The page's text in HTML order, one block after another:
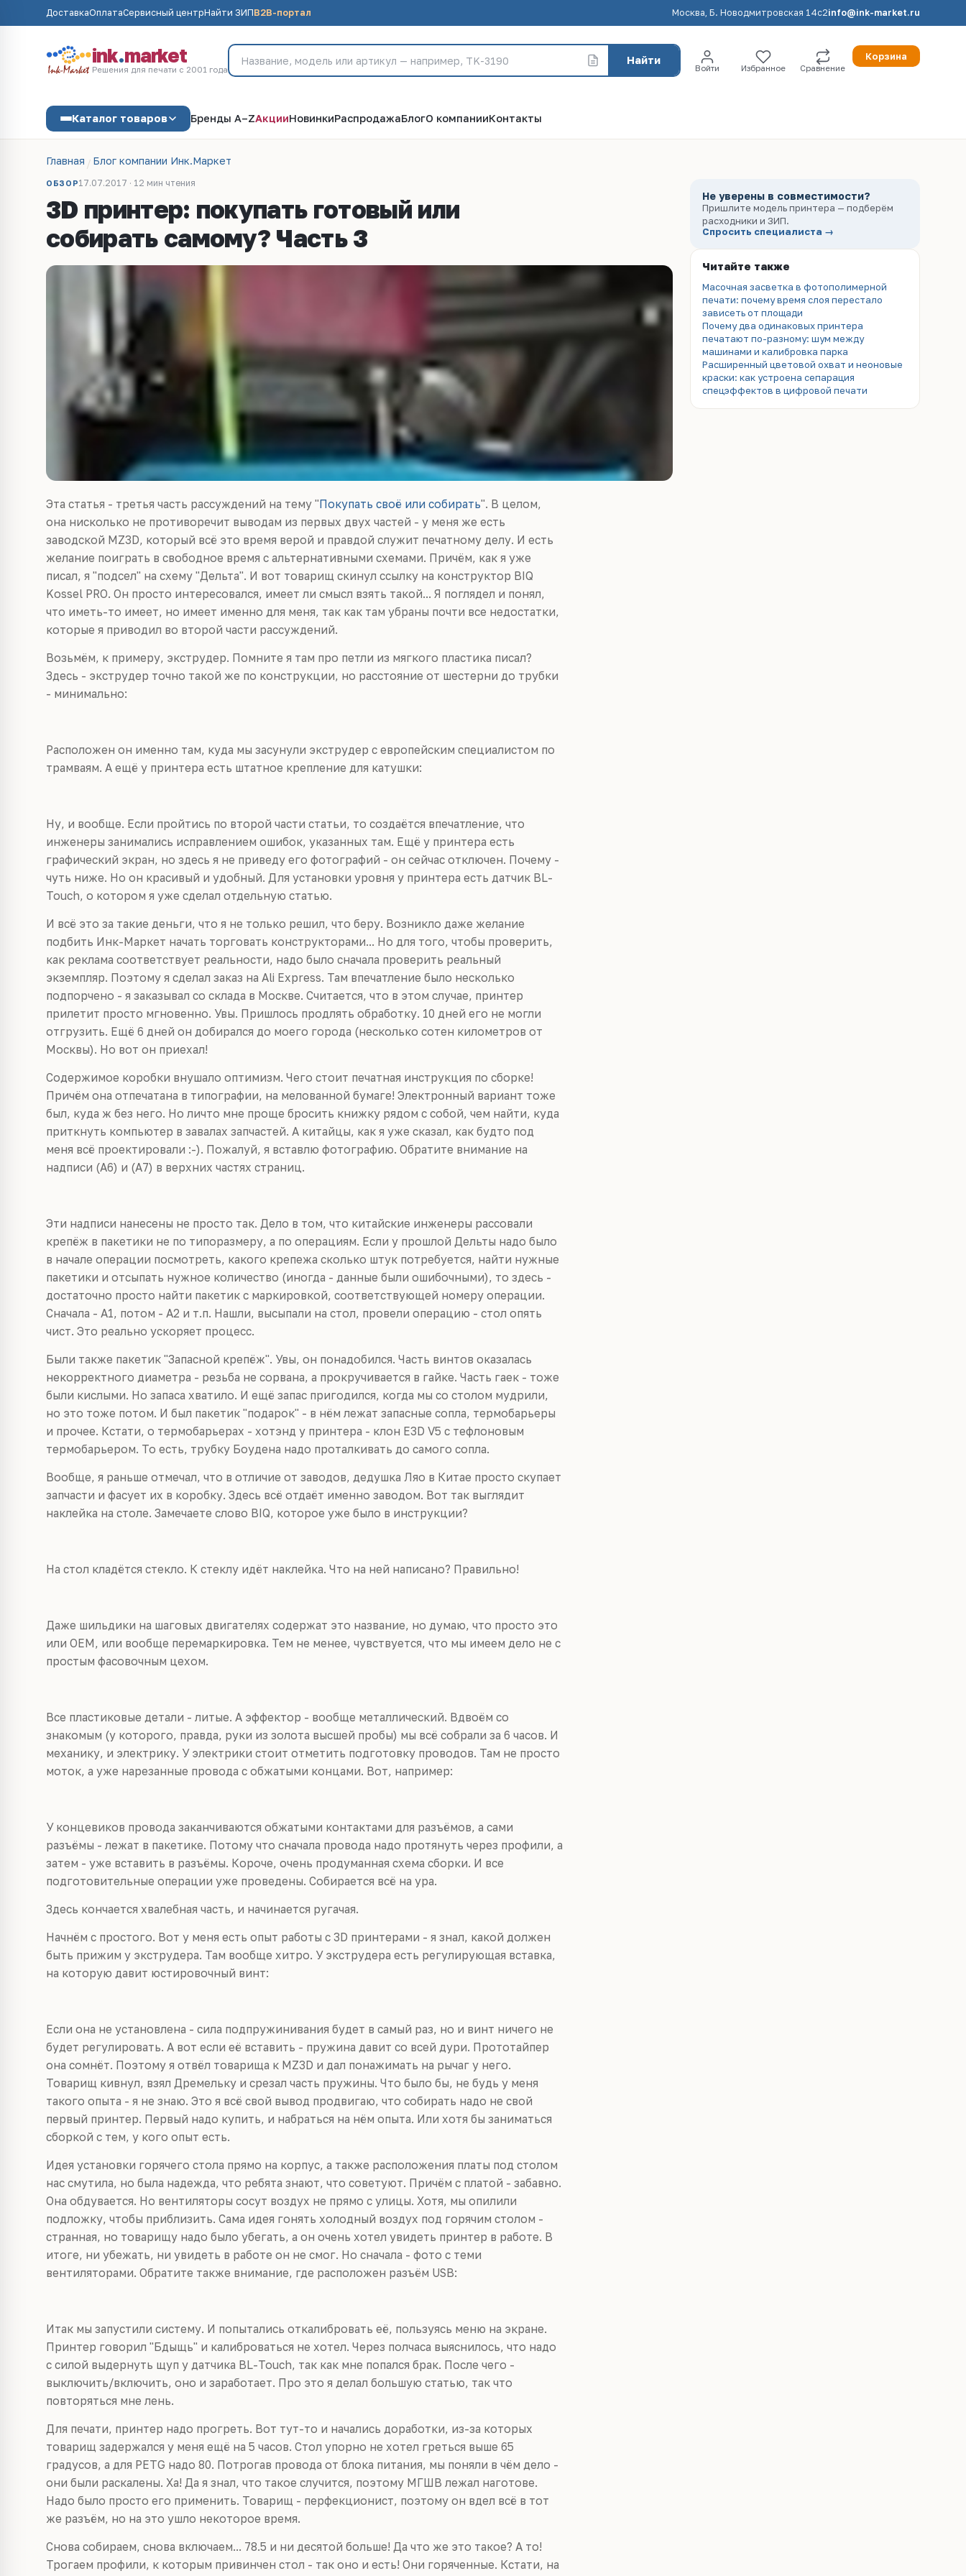
ДоставкаОплатаСервисный центрНайти ЗИПB2B-портал Москва, Б. Новодмитровская 14с2info@ink-market.ru
ink.market
Решения для печати с 2001 года
Найти
Войти Избранное Сравнение
Корзина
Каталог товаров Бренды A–ZАкцииНовинкиРаспродажаБлогО компанииКонтакты
Главная Блог компании Инк.Маркет
ОБЗОР17.07.2017 · 12 мин чтения
3D принтер: покупать готовый или
собирать самому? Часть 3
Эта статья - третья часть рассуждений на тему "Покупать своё или собирать". В целом,
она нисколько не противоречит выводам из первых двух частей - у меня же есть
заводской MZ3D, который всё это время верой и правдой служит печатному делу. И есть
желание поиграть в свободное время с альтернативными схемами. Причём, как я уже
писал, я "подсел" на схему "Дельта". И вот товарищ скинул ссылку на конструктор BIQ
Kossel PRO. Он просто интересовался, имеет ли смысл взять такой... Я поглядел и понял,
что иметь-то имеет, но имеет именно для меня, так как там убраны почти все недостатки,
которые я приводил во второй части рассуждений.
Возьмём, к примеру, экструдер. Помните я там про петли из мягкого пластика писал?
Здесь - экструдер точно такой же по конструкции, но расстояние от шестерни до трубки
- минимально:
Расположен он именно там, куда мы засунули экструдер с европейским специалистом по
трамваям. А ещё у принтера есть штатное крепление для катушки:
Ну, и вообще. Если пройтись по второй части статьи, то создаётся впечатление, что
инженеры занимались исправлением ошибок, указанных там. Ещё у принтера есть
графический экран, но здесь я не приведу его фотографий - он сейчас отключен. Почему -
чуть ниже. Но он красивый и удобный. Для установки уровня у принтера есть датчик BL-
Touch, о котором я уже сделал отдельную статью.
И всё это за такие деньги, что я не только решил, что беру. Возникло даже желание
подбить Инк-Маркет начать торговать конструкторами... Но для того, чтобы проверить,
как реклама соответствует реальности, надо было сначала проверить реальный
экземпляр. Поэтому я сделал заказ на Ali Express. Там впечатление было несколько
подпорчено - я заказывал со склада в Москве. Считается, что в этом случае, принтер
прилетит просто мгновенно. Увы. Пришлось продлять обработку. 10 дней его не могли
отгрузить. Ещё 6 дней он добирался до моего города (несколько сотен километров от
Москвы). Но вот он приехал!
Содержимое коробки внушало оптимизм. Чего стоит печатная инструкция по сборке!
Причём она отпечатана в типографии, на мелованной бумаге! Электронный вариант тоже
был, куда ж без него. Но личто мне проще бросить книжку рядом с собой, чем найти, куда
приткнуть компьютер в завалах запчастей. А китайцы, как я уже сказал, как будто под
меня всё проектировали :-). Пожалуй, я вставлю фотографию. Обратите внимание на
надписи (A6) и (A7) в верхних частях страниц.
Эти надписи нанесены не просто так. Дело в том, что китайские инженеры рассовали
крепёж в пакетики не по типоразмеру, а по операциям. Если у прошлой Дельты надо было
в начале операции посмотреть, какого крепежа сколько штук потребуется, найти нужные
пакетики и отсыпать нужное количество (иногда - данные были ошибочными), то здесь -
достаточно просто найти пакетик с маркировкой, соответствующей номеру операции.
Сначала - A1, потом - A2 и т.п. Нашли, высыпали на стол, провели операцию - стол опять
чист. Это реально ускоряет процесс.
Были также пакетик "Запасной крепёж". Увы, он понадобился. Часть винтов оказалась
некорректного диаметра - резьба не сорвана, а прокручивается в гайке. Часть гаек - тоже
были кислыми. Но запаса хватило. И ещё запас пригодился, когда мы со столом мудрили,
но это тоже потом. И был пакетик "подарок" - в нём лежат запасные сопла, термобарьеры
и прочее. Кстати, о термобарьерах - хотэнд у принтера - клон E3D V5 с тефлоновым
термобарьером. То есть, трубку Боудена надо проталкивать до самого сопла.
Вообще, я раньше отмечал, что в отличие от заводов, дедушка Ляо в Китае просто скупает
запчасти и фасует их в коробку. Здесь всё отдаёт именно заводом. Вот так выглядит
наклейка на столе. Замечаете слово BIQ, которое уже было в инструкции?
На стол кладётся стекло. К стеклу идёт наклейка. Что на ней написано? Правильно!
Даже шильдики на шаговых двигателях содержат это название, но думаю, что просто это
или OEM, или вообще перемаркировка. Тем не менее, чувствуется, что мы имеем дело не с
простым фасовочным цехом.
Все пластиковые детали - литые. А эффектор - вообще металлический. Вдвоём со
знакомым (у которого, правда, руки из золота высшей пробы) мы всё собрали за 6 часов. И
механику, и электрику. У электрики стоит отметить подготовку проводов. Там не просто
моток, а уже нарезанные провода с обжатыми концами. Вот, например:
У концевиков провода заканчиваются обжатыми контактами для разъёмов, а сами
разъёмы - лежат в пакетике. Потому что сначала провода надо протянуть через профили, а
затем - уже вставить в разъёмы. Короче, очень продуманная схема сборки. И все
подготовительные операции уже проведены. Собирается всё на ура.
Здесь кончается хвалебная часть, и начинается ругачая.
Начнём с простого. Вот у меня есть опыт работы с 3D принтерами - я знал, какой должен
быть прижим у экструдера. Там вообще хитро. У экструдера есть регулирующая вставка,
на которую давит юстировочный винт:
Если она не установлена - сила подпружинивания будет в самый раз, но и винт ничего не
будет регулировать. А вот если её вставить - пружина давит со всей дури. Прототайпер
она сомнёт. Поэтому я отвёл товарища к MZ3D и дал понажимать на рычаг у него.
Товарищ кивнул, взял Дремельку и срезал часть пружины. Что было бы, не будь у меня
такого опыта - я не знаю. Это я всё свой вывод продвигаю, что собирать надо не свой
первый принтер. Первый надо купить, и набраться на нём опыта. Или хотя бы заниматься
сборкой с тем, у кого опыт есть.
Идея установки горячего стола прямо на корпус, а также расположения платы под столом
нас смутила, но была надежда, что ребята знают, что советуют. Причём с платой - забавно.
Она обдувается. Но вентиляторы сосут воздух не прямо с улицы. Хотя, мы опилили
подложку, чтобы приблизить. Сама идея гонять холодный воздух под горячим столом -
странная, но товарищу надо было убегать, а он очень хотел увидеть принтер в работе. В
итоге, ни убежать, ни увидеть в работе он не смог. Но сначала - фото с теми
вентиляторами. Обратите также внимание, где расположен разъём USB:
Итак мы запустили систему. И попытались откалибровать её, пользуясь меню на экране.
Принтер говорил "Бдыщь" и калиброваться не хотел. Через полчаса выяснилось, что надо
с силой выдернуть щуп у датчика BL-Touch, так как мне попался брак. После чего -
выключить/включить, оно и заработает. Про это я делал большую статью, так что
повторяться мне лень.
Для печати, принтер надо прогреть. Вот тут-то и начались доработки, из-за которых
товарищ задержался у меня ещё на 5 часов. Стол упорно не хотел греться выше 65
градусов, а для PETG надо 80. Потрогав провода от блока питания, мы поняли в чём дело -
они были раскалены. Ха! Да я знал, что такое случится, поэтому МГШВ лежал наготове.
Надо было просто его применить. Товарищ - перфекционист, поэтому он вдел всё в тот
же разъём, но на это ушло некоторое время.
Снова собираем, снова включаем... 78.5 и ни десятой больше! Да что же это такое? А то!
Трогаем профили, к которым привинчен стол - так оно и есть! Они горяченные. Кстати, на
Не уверены в совместимости?
Пришлите модель принтера — подберём
расходники и ЗИП.
Спросить специалиста →
Читайте также
Масочная засветка в фотополимерной
печати: почему время слоя перестало
зависеть от площади
Почему два одинаковых принтера
печатают по-разному: шум между
машинами и калибровка парка
Расширенный цветовой охват и неоновые
краски: как устроена сепарация
спецэффектов в цифровой печати